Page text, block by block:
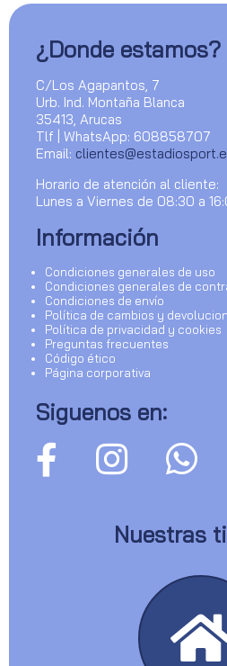
¿Donde estamos?
C/Los Agapantos, 7
Urb. Ind. Montaña Blanca
35413, Arucas
Tlf | WhatsApp: 608858707
Email:
Horario de atención al cliente:
Lunes a Viernes de 08:30 a
Información
Condiciones generales de uso
Condiciones generales de
Condiciones de envío
Política de cambios y
Política de privacidad y cookies
Preguntas frecuentes
Código ético
Página corporativa
Siguenos en:
Nuestras